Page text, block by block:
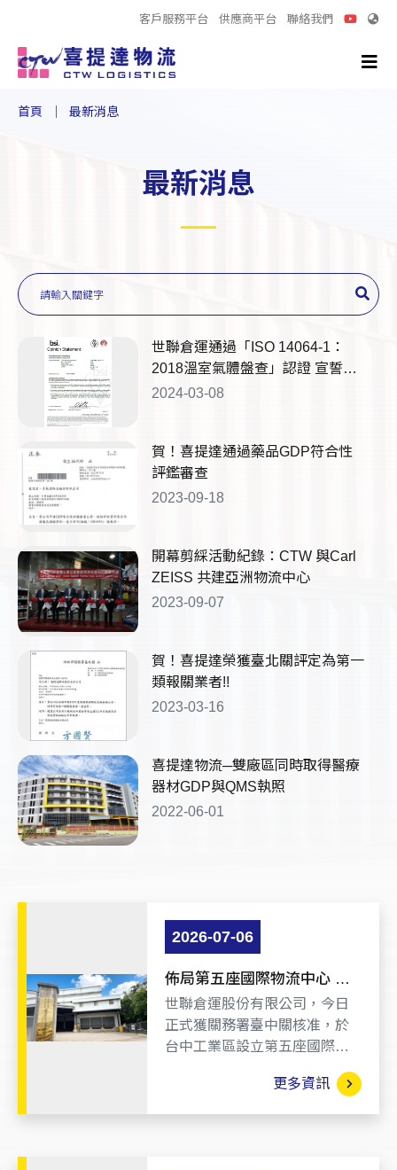
客戶服務平台 供應商平台 聯絡我們
首頁 最新消息
最新消息
2026-07-06
佈局第五座國際物流中心 戰
略插旗台中工業區
世聯倉運股份有限公司，今日
正式獲關務署臺中關核准，於
台中工業區設立第五座國際物
心』。此舉不僅進一步擴大在
更多資訊
世聯倉運通過「ISO 14064-1：
2018溫室氣體盤查」認證 宣誓落
實淨零目標邁向永續
2024-03-08
賀！喜提達通過藥品GDP符合性
評鑑審查
2023-09-18
開幕剪綵活動紀錄：CTW 與Carl
ZEISS 共建亞洲物流中心
2023-09-07
賀！喜提達榮獲臺北關評定為第一
類報關業者!!
2023-03-16
喜提達物流─雙廠區同時取得醫療
器材GDP與QMS執照
2022-06-01